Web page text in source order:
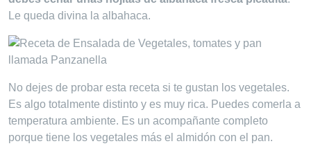
Le queda divina la albahaca.
No dejes de probar esta receta si te gustan los vegetales.
Es algo totalmente distinto y es muy rica. Puedes comerla a
temperatura ambiente. Es un acompañante completo
porque tiene los vegetales más el almidón con el pan.